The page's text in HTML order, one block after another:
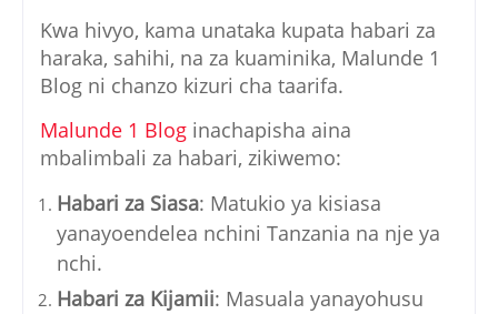
Kwa hivyo, kama unataka kupata habari za
haraka, sahihi, na za kuaminika, Malunde 1
Blog ni chanzo kizuri cha taarifa.
Malunde 1 Blog inachapisha aina
mbalimbali za habari, zikiwemo:
Habari za Siasa: Matukio ya kisiasa
yanayoendelea nchini Tanzania na nje ya
nchi.
Habari za Kijamii: Masuala yanayohusu